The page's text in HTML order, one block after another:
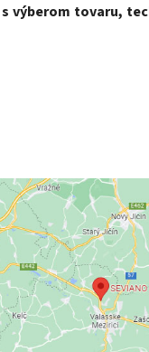
výberom tovaru,